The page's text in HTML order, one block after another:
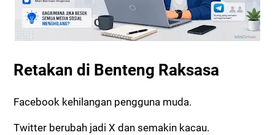
Retakan di Benteng Raksasa
Facebook kehilangan pengguna muda.
Twitter berubah jadi X dan semakin kacau.